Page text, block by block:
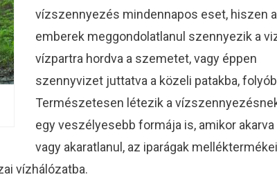
vízszennyezés mindennapos eset, hiszen
emberek meggondolatlanul szennyezik a
vízpartra hordva a szemetet, vagy éppen
szennyvizet juttatva a közeli patakba,
Természetesen létezik a
egy veszélyesebb formája is, amikor akarva
vagy akaratlanul, az iparágak
vízhálózatba.